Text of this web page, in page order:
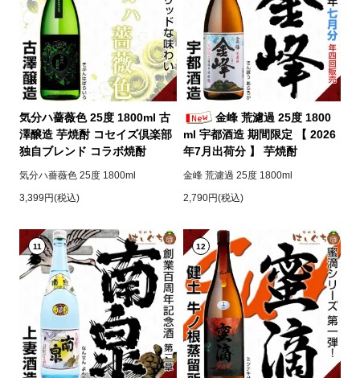
気分ハ薔薇色 25度 1800ml 古
澤醸造 芋焼酎 コセイズ倶楽部
独自ブレンド コラボ焼酎
気分ハ薔薇色 25度 1800ml
3,399円(税込)
金峰 荒濾過 25度 1800
ml 宇都酒造 期間限定 【 2026
年7月出荷分 】 芋焼酎
金峰 荒濾過 25度 1800ml
2,790円(税込)
11 12